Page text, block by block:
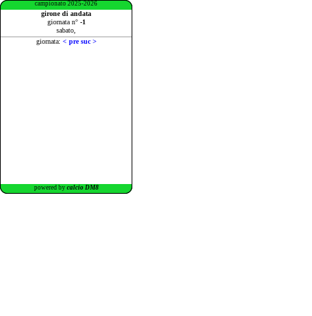
campionato 2025-2026
girone di andata
giornata n° -1
sabato,
giornata: < pre suc >
powered by calcio DM8